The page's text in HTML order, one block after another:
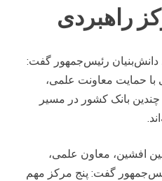
راهبردی
دانش‌بنیان رئیس‌جمهور گفت:
حمایت معاونت علمی،
بانک‌ کشور در مسیر
افشین، معاون علمی،
گفت: پنج مرکز مهم